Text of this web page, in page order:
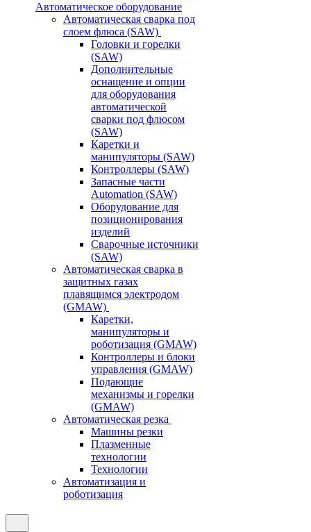
Автоматическое оборудование
Автоматическая сварка под
слоем флюса (SAW)
Головки и горелки
(SAW)
Дополнительные
оснащение и опции
для оборудования
автоматической
сварки под флюсом
(SAW)
Каретки и
манипуляторы (SAW)
Контроллеры (SAW)
Запасные части
Automation (SAW)
Оборудование для
позиционирования
изделий
Сварочные источники
(SAW)
Автоматическая сварка в
защитных газах
плавящимся электродом
(GMAW)
Каретки,
манипуляторы и
роботизация (GMAW)
Контроллеры и блоки
управления (GMAW)
Подающие
механизмы и горелки
(GMAW)
Автоматическая резка
Машины резки
Плазменные
технологии
Технологии
Автоматизация и
роботизация